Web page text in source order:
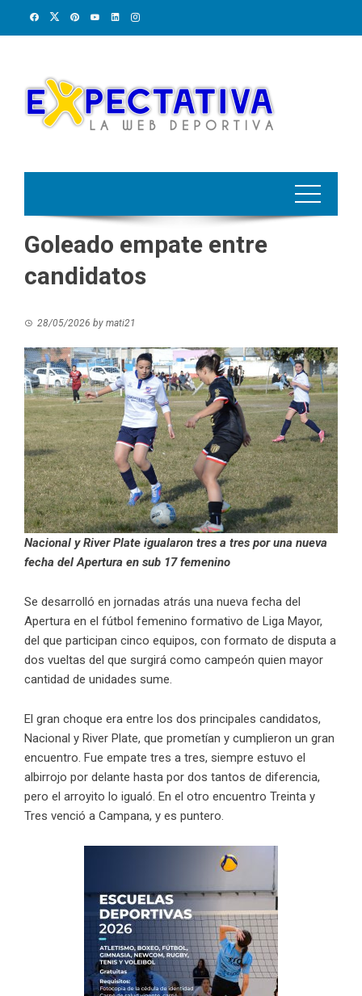
Goleado empate entre
candidatos
28/05/2026 by mati21
Nacional y River Plate igualaron tres a tres por una nueva
fecha del Apertura en sub 17 femenino
Se desarrolló en jornadas atrás una nueva fecha del
Apertura en el fútbol femenino formativo de Liga Mayor,
del que participan cinco equipos, con formato de disputa a
dos vueltas del que surgirá como campeón quien mayor
cantidad de unidades sume.
El gran choque era entre los dos principales candidatos,
Nacional y River Plate, que prometían y cumplieron un gran
encuentro. Fue empate tres a tres, siempre estuvo el
albirrojo por delante hasta por dos tantos de diferencia,
pero el arroyito lo igualó. En el otro encuentro Treinta y
Tres venció a Campana, y es puntero.